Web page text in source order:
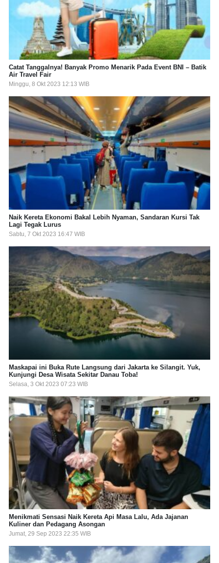
Catat Tanggalnya! Banyak Promo Menarik Pada Event BNI – Batik
Air Travel Fair
Minggu, 8 Okt 2023 12:13 WIB
Naik Kereta Ekonomi Bakal Lebih Nyaman, Sandaran Kursi Tak
Lagi Tegak Lurus
Sabtu, 7 Okt 2023 16:47 WIB
Maskapai ini Buka Rute Langsung dari Jakarta ke Silangit. Yuk,
Kunjungi Desa Wisata Sekitar Danau Toba!
Selasa, 3 Okt 2023 07:23 WIB
Menikmati Sensasi Naik Kereta Api Masa Lalu, Ada Jajanan
Kuliner dan Pedagang Asongan
Jumat, 29 Sep 2023 22:35 WIB